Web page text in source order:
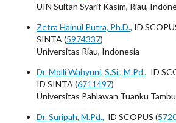
UIN Sultan Syarif Kasim, Riau,
Zetra Hainul Putra, Ph.D., ID
SINTA (5974337)
Universitas Riau, Indonesia
Dr. Molli Wahyuni, S.Si., M.Pd., ID
ID SINTA (6711497)
Universitas Pahlawan Tuanku
Dr. Suripah, M.Pd., ID SCOPUS (